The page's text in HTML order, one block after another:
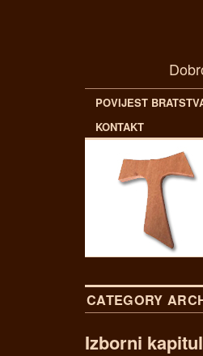
POVIJEST
KONTAKT
CATEGORY
Izborni